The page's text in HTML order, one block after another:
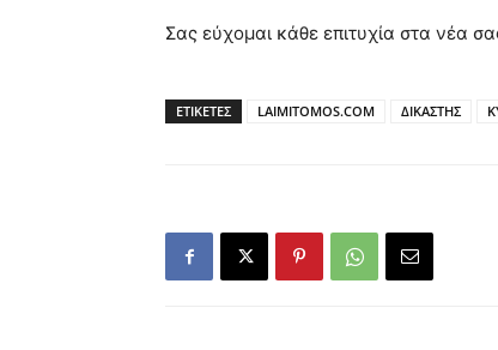
Σας εύχομαι κάθε επιτυχία στα νέα
ΕΤΙΚΕΤΕΣ LAIMITOMOS.COM ΔΙΚΑΣΤΗΣ